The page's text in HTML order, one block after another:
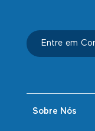
Entre em
Sobre Nós